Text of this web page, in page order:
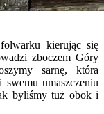
kierując się
zboczem Góry
sarnę, która
umaszczeniu
byliśmy tuż obok i